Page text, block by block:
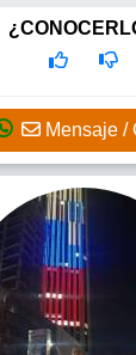
Mensaje /